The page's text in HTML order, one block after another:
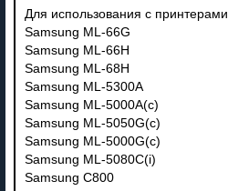
Для использования с принтерами
Samsung ML-66G
Samsung ML-66H
Samsung ML-68H
Samsung ML-5300A
Samsung ML-5000A(c)
Samsung ML-5050G(c)
Samsung ML-5000G(c)
Samsung ML-5080C(i)
Samsung C800